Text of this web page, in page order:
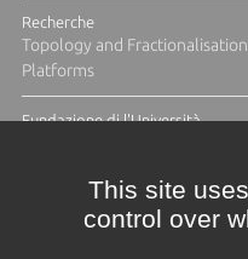
Recherche
Topology and
Platforms
Fundazione di l'Università
This site
control over